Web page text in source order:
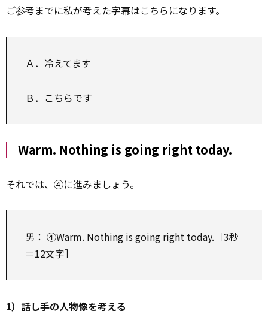
ご参考までに私が考えた字幕はこちらになります。
Ａ．冷えてます
Ｂ．こちらです
Warm. Nothing is going right today.
それでは、④に進みましょう。
男： ④Warm. Nothing is going right today.［3秒
＝12文字］
1）話し手の人物像を考える